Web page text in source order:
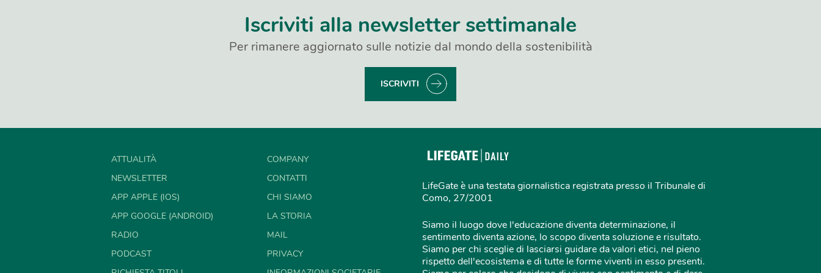
Iscriviti alla newsletter settimanale
Per rimanere aggiornato sulle notizie dal mondo della sostenibilità
ISCRIVITI
ATTUALITÀ
NEWSLETTER
APP APPLE (IOS)
APP GOOGLE (ANDROID)
RADIO
PODCAST
COMPANY
CONTATTI
CHI SIAMO
LA STORIA
MAIL
PRIVACY
LifeGate è una testata giornalistica registrata presso il Tribunale di
Como, 27/2001
Siamo il luogo dove l'educazione diventa determinazione, il
sentimento diventa azione, lo scopo diventa soluzione e risultato.
Siamo per chi sceglie di lasciarsi guidare da valori etici, nel pieno
rispetto dell'ecosistema e di tutte le forme viventi in esso presenti.